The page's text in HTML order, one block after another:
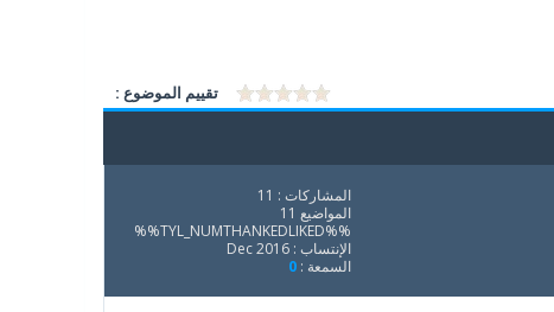
تقييم الموضوع :
المشاركات : 11
المواضيع 11
%%TYL_NUMTHANKEDLIKED%%
الإنتساب : Dec 2016
السمعة : 0